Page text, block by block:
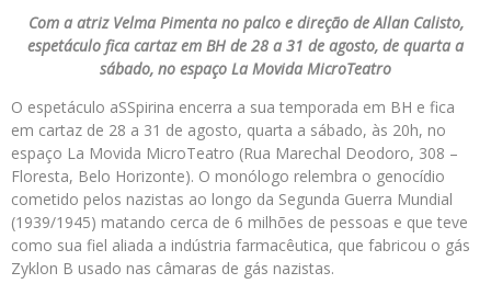
Com a atriz Velma Pimenta no palco e direção de Allan Calisto,
espetáculo fica cartaz em BH de 28 a 31 de agosto, de quarta a
sábado, no espaço La Movida MicroTeatro
O espetáculo aSSpirina encerra a sua temporada em BH e fica
em cartaz de 28 a 31 de agosto, quarta a sábado, às 20h, no
espaço La Movida MicroTeatro (Rua Marechal Deodoro, 308 –
Floresta, Belo Horizonte). O monólogo relembra o genocídio
cometido pelos nazistas ao longo da Segunda Guerra Mundial
(1939/1945) matando cerca de 6 milhões de pessoas e que teve
como sua fiel aliada a indústria farmacêutica, que fabricou o gás
Zyklon B usado nas câmaras de gás nazistas.